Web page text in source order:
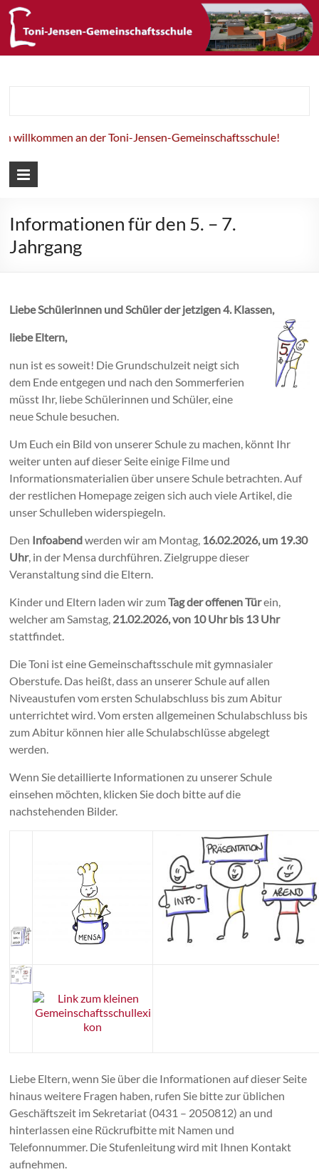
an der Toni-Jensen-Gemeinschaftsschule!
Informationen für den 5. – 7.
Jahrgang
Liebe Schülerinnen und Schüler der jetzigen 4. Klassen,
liebe Eltern,
nun ist es soweit! Die Grundschulzeit neigt sich
dem Ende entgegen und nach den Sommerferien
müsst Ihr, liebe Schülerinnen und Schüler, eine
neue Schule besuchen.
Um Euch ein Bild von unserer Schule zu machen, könnt Ihr
weiter unten auf dieser Seite einige Filme und
Informationsmaterialien über unsere Schule betrachten. Auf
der restlichen Homepage zeigen sich auch viele Artikel, die
unser Schulleben widerspiegeln.
Den Infoabendwerden wir am Montag, 16.02.2026, um 19.30
Uhr, in der Mensa durchführen. Zielgruppe dieser
Veranstaltung sind die Eltern.
Kinder und Eltern laden wir zumTag der offenen Türein,
welcher am Samstag, 21.02.2026, von 10 Uhr bis 13 Uhr
stattfindet.
Die Toni ist eine Gemeinschaftsschule mit gymnasialer
Oberstufe. Das heißt, dass an unserer Schule auf allen
Niveaustufen vom ersten Schulabschluss bis zum Abitur
unterrichtet wird. Vom ersten allgemeinen Schulabschluss bis
zum Abitur können hier alle Schulabschlüsse abgelegt
werden.
Wenn Sie detaillierte Informationen zu unserer Schule
einsehen möchten, klicken Sie doch bitte auf die
nachstehenden Bilder.
Liebe Eltern, wenn Sie über die Informationen auf dieser Seite
hinaus weitere Fragen haben, rufen Sie bitte zur üblichen
Geschäftszeit im Sekretariat (0431 – 2050812) an und
hinterlassen eine Rückrufbitte mit Namen und
Telefonnummer. Die Stufenleitung wird mit Ihnen Kontakt
aufnehmen.